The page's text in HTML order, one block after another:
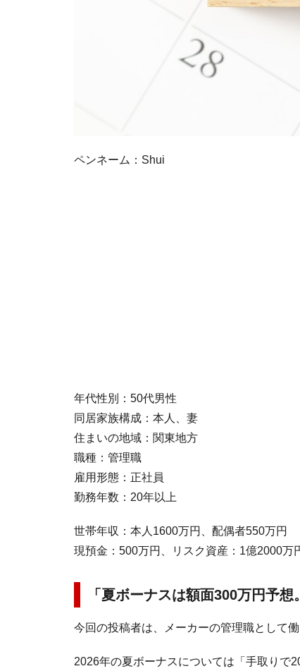
ペンネーム：Shui
年代性別：50代男性
同居家族構成：本人、妻
住まいの地域：関東地方
職種：管理職
雇用形態：正社員
勤務年数：20年以上
世帯年収：本人1600万円、配偶者550万円
現預金：500万円、リスク資産：1億2000万
「夏ボーナスは額面300万円予
今回の投稿者は、メーカーの管理職として働
2026年の夏ボーナスについては「手取りで